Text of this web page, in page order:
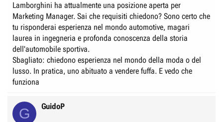
u
s
s
i
o
n
e
Lamborghini ha attualmente una posizione aperta per
Marketing Manager. Sai che requisiti chiedono? Sono certo che
tu risponderai esperienza nel mondo automotive, magari
laurea in ingegneria e profonda conoscenza della storia
dell'automobile sportiva.
Sbagliato: chiedono esperienza nel mondo della moda o del
lusso. In pratica, uno abituato a vendere fuffa. E vedo che
funziona
G GuidoP